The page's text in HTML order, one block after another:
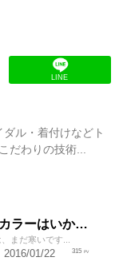
LINE
ル・着付けなどト
だわりの技術...
こんなグラデーションカラーはいかがですか?
まだ寒いです...
315
2016/01/22